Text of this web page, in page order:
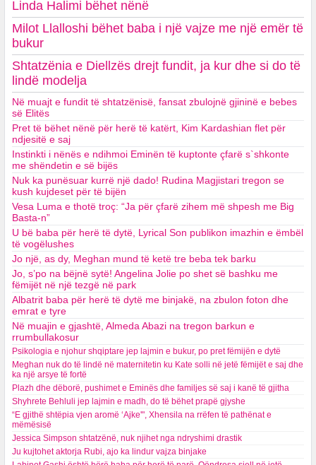
Linda Halimi bëhet nënë
Milot Llalloshi bëhet baba i një vajze me një emër të
bukur
Shtatzënia e Diellzës drejt fundit, ja kur dhe si do të
lindë modelja
Në muajt e fundit të shtatzënisë, fansat zbulojnë gjininë e bebes
së Elitës
Pret të bëhet nënë për herë të katërt, Kim Kardashian flet për
ndjesitë e saj
Instinkti i nënës e ndihmoi Eminën të kuptonte çfarë s`shkonte
me shëndetin e së bijës
Nuk ka punësuar kurrë një dado! Rudina Magjistari tregon se
kush kujdeset për të bijën
Vesa Luma e thotë troç: “Ja për çfarë zihem më shpesh me Big
Basta-n”
U bë baba për herë të dytë, Lyrical Son publikon imazhin e ëmbël
të vogëlushes
Jo një, as dy, Meghan mund të ketë tre beba tek barku
Jo, s’po na bëjnë sytë! Angelina Jolie po shet së bashku me
fëmijët në një tezgë në park
Albatrit baba për herë të dytë me binjakë, na zbulon foton dhe
emrat e tyre
Në muajin e gjashtë, Almeda Abazi na tregon barkun e
rrumbullakosur
Psikologia e njohur shqiptare jep lajmin e bukur, po pret fëmijën e dytë
Meghan nuk do të lindë në maternitetin ku Kate solli në jetë fëmijët e saj dhe
ka një arsye të fortë
Plazh dhe dëborë, pushimet e Eminës dhe familjes së saj i kanë të gjitha
Shyhrete Behluli jep lajmin e madh, do të bëhet prapë gjyshe
“E gjithë shtëpia vjen aromë ‘Ajke'", Xhensila na rrëfen të pathënat e
mëmësisë
Jessica Simpson shtatzënë, nuk njihet nga ndryshimi drastik
Ju kujtohet aktorja Rubi, ajo ka lindur vajza binjake